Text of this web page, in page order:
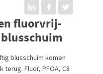
fluorvrij-
blusschuim komen
Fluor, PFOA, C8